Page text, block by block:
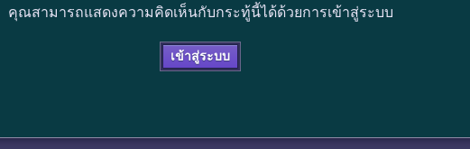
คุณสามารถแสดงความคิดเห็นกับกระทู้นี้ได้ด้วยการเข้าสู่ระบบ
เข้าสู่ระบบ